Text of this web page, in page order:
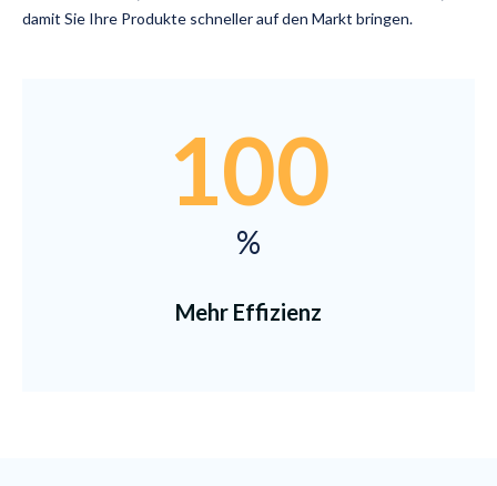
damit Sie Ihre Produkte schneller auf den Markt bringen.
100
%
Mehr Effizienz